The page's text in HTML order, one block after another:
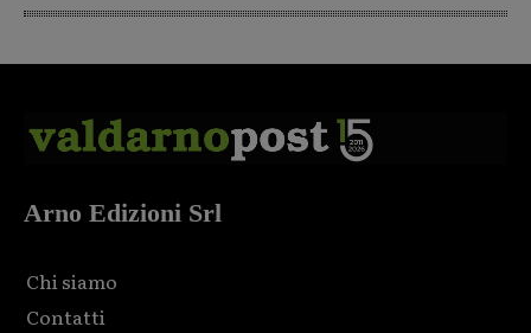
Arno Edizioni Srl
Chi siamo
Contatti